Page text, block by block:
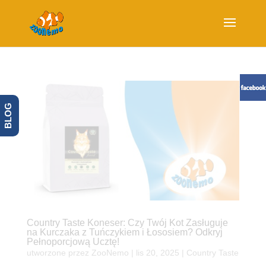
Country Taste Koneser: Czy Twój Kot Zasługuje
na Kurczaka z Tuńczykiem i Łososiem? Odkryj
Pełnoporcjową Ucztę!
utworzone przez ZooNemo lis 20, 2025 Country Taste
BLOG